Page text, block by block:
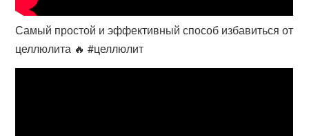
Самый простой и эффективный способ избавиться от
целлюлита 🔥 #целлюлит